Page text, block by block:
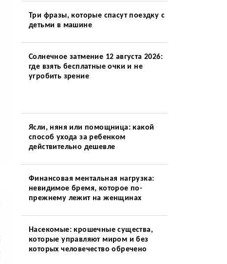
Три фразы, которые спасут поездку с
детьми в машине
Солнечное затмение 12 августа 2026:
где взять бесплатные очки и не
угробить зрение
Ясли, няня или помощница: какой
способ ухода за ребенком
действительно дешевле
Финансовая ментальная нагрузка:
невидимое бремя, которое по-
прежнему лежит на женщинах
Насекомые: крошечные существа,
которые управляют миром и без
которых человечество обречено